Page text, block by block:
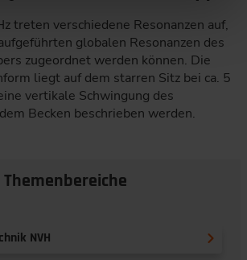
treten verschiedene Resonanzen auf,
globalen Resonanzen des
zugeordnet werden können. Die
liegt auf dem starren Sitz bei ca. 5
vertikale Schwingung des
Becken beschrieben werden.
NVH